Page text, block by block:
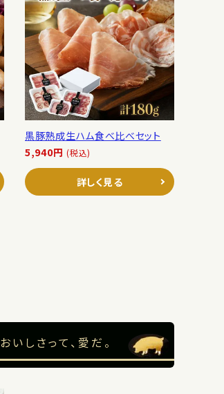
黒豚熟成生ハム食べ比べセット
5,940円 (税込)
詳しく見る
おいしさって、愛だ。